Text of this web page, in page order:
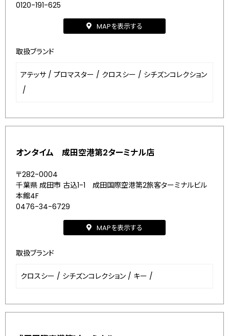
0120-191-625
MAPを表示する
取扱ブランド
アテッサ / プロマスター / クロスシー / シチズンコレクション
/
オンタイム 成田空港第2ターミナル店
〒282-0004
千葉県 成田市 古込1-1 成田国際空港第2旅客ターミナルビル
本館4F
0476-34-6729
MAPを表示する
取扱ブランド
クロスシー / シチズンコレクション / キー /